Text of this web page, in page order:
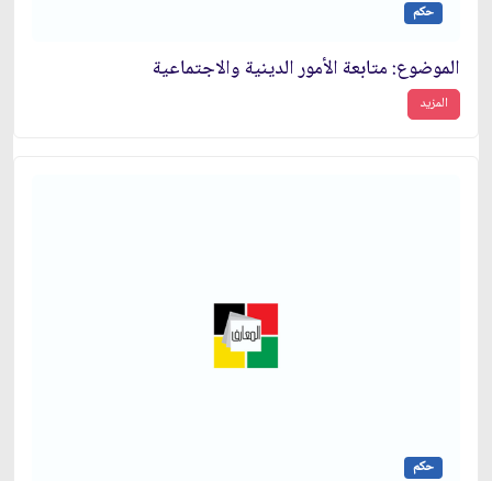
حكم
الموضوع: متابعة الأمور الدينية والاجتماعية
المزيد
حكم